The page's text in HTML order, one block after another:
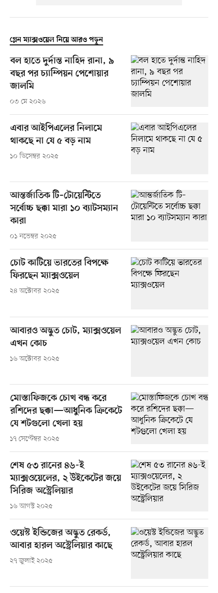
গ্লেন ম্যাক্সওয়েল নিয়ে আরও পড়ুন
বল হাতে দুর্দান্ত নাহিদ রানা, ৯
বছর পর চ্যাম্পিয়ন পেশোয়ার
জালমি
০৩ মে ২০২৬
এবার আইপিএলের নিলামে
থাকছে না যে ৫ বড় নাম
১০ ডিসেম্বর ২০২৫
আন্তর্জাতিক টি–টোয়েন্টিতে
সর্বোচ্চ ছক্কা মারা ১০ ব্যাটসম্যান
কারা
০১ নভেম্বর ২০২৫
চোট কাটিয়ে ভারতের বিপক্ষে
ফিরছেন ম্যাক্সওয়েল
২৪ অক্টোবর ২০২৫
আবারও অদ্ভুত চোট, ম্যাক্সওয়েল
এখন কোচ
১৬ অক্টোবর ২০২৫
মোস্তাফিজকে চোখ বন্ধ করে
রশিদের ছক্কা—আধুনিক ক্রিকেটে
যে শটগুলো খেলা হয়
১৭ সেপ্টেম্বর ২০২৫
শেষ ৫৩ রানের ৪৬-ই
ম্যাক্সওয়েলের, ২ উইকেটের জয়ে
সিরিজ অস্ট্রেলিয়ার
১৬ আগস্ট ২০২৫
ওয়েস্ট ইন্ডিজের অদ্ভুত রেকর্ড,
আবার হারল অস্ট্রেলিয়ার কাছে
২৭ জুলাই ২০২৫